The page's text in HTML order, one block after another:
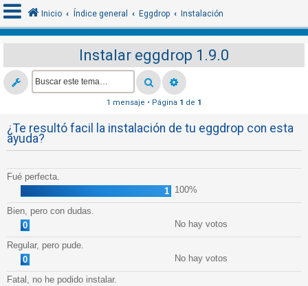
I
d
n
t
i
f
c
r
s
e
Inicio Índice general Eggdrop Instalación
Instalar eggdrop 1.9.0
1 mensaje • Página 1 de 1
¿Te resultó facil la instalación de tu eggdrop con esta
ayuda?
Fué perfecta.
1 100%
Bien, pero con dudas.
0
No hay votos
Regular, pero pude.
0
No hay votos
Fatal, no he podido instalar.